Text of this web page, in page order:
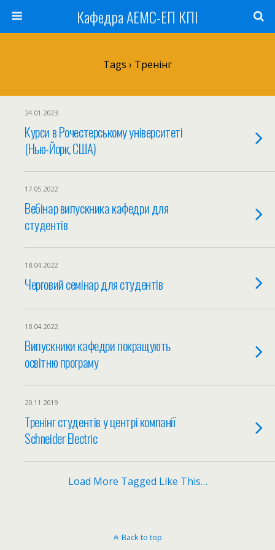
Кафедра АЕМС-ЕП КПІ
Tags › Тренінг
24.01.2023
Курси в Рочестерському університеті
(Нью-Йорк, США)
17.05.2022
Вебінар випускника кафедри для
студентів
18.04.2022
Черговий семінар для студентів
18.04.2022
Випускники кафедри покращують
освітню програму
20.11.2019
Тренінг студентів у центрі компанії
Schneider Electric
Load More Tagged Like This…
Back to top